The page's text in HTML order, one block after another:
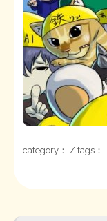
日本経済を解説する
MMTの学習資料
STOPインボイス作品
たかの経世済民イラス
category： / tags：